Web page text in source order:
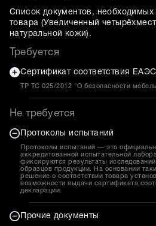
Список документов,
товара (Увеличенный
натуральной кожи).
Требуется
Сертификат соответствия
ТР ТС 025/2012 "О безопасности
Не требуется
Протоколы испытаний
Протоколы испытаний — это
аккредитованной испытательной
фиксируются результаты
образцов продукции. На основании
решение о соответствии товара
возможности выдачи сертификата
декларации.
Прочие документы